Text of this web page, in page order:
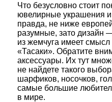
Что безусловно стоит
ювелирные украшения
правда, не ниже
разумные, зато
из жемчуга имеет смысл
«Тасаки». Обратите
аксессуары. Их тут
не найдете такого
шарфиков, носочков,
самые большие
в мире.